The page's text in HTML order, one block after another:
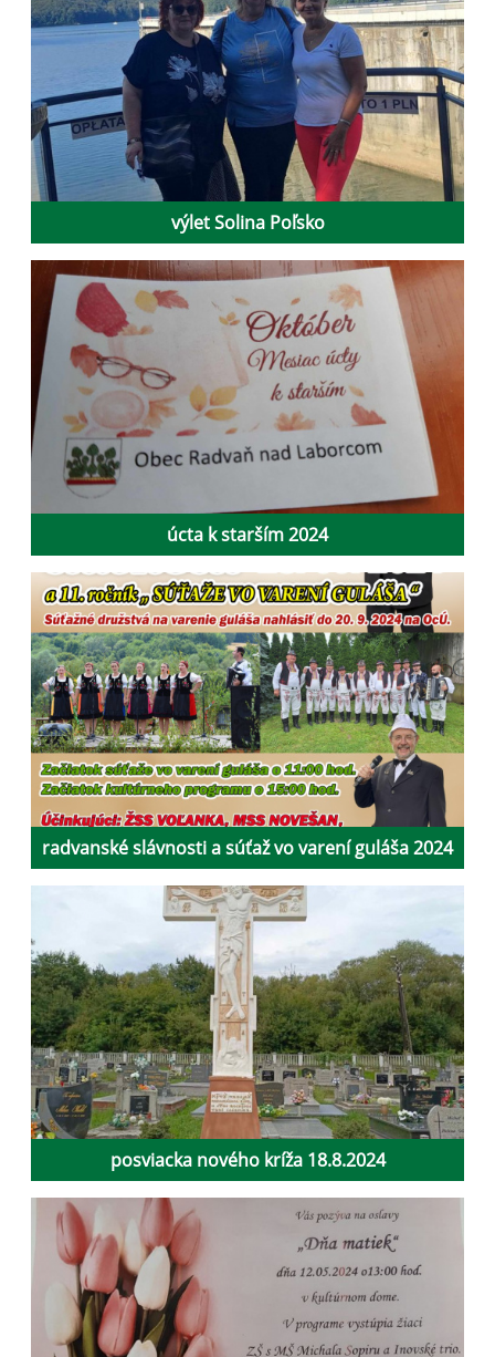
výlet Solina Poľsko
úcta k starším 2024
radvanské slávnosti a súťaž vo varení guláša 2024
posviacka nového kríža 18.8.2024